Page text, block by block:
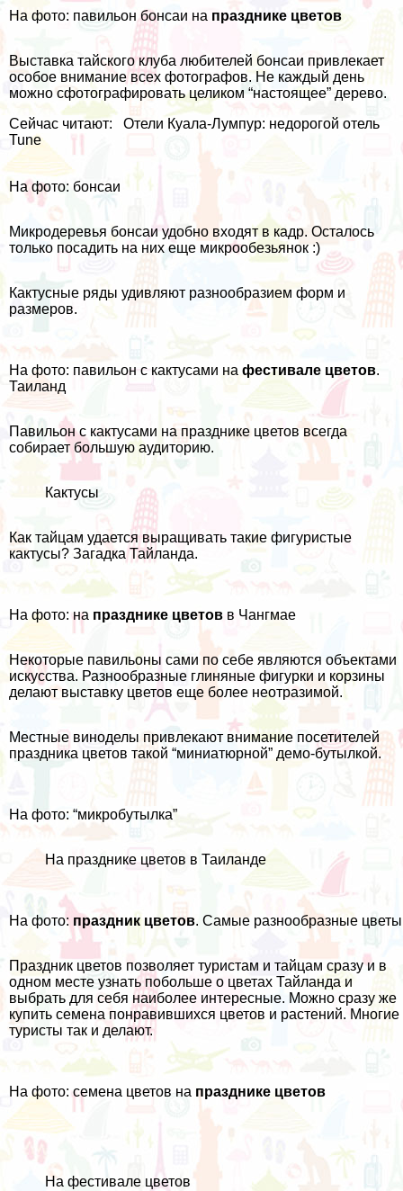
На фото: павильон бонсаи на празднике цветов
Выставка тайского клуба любителей бонсаи привлекает
особое внимание всех фотографов. Не каждый день
можно сфотографировать целиком “настоящее” дерево.
Сейчас читают:
Отели Куала-Лумпур: недорогой отель
Tune
На фото: бонсаи
Микродеревья бонсаи удобно входят в кадр. Осталось
только посадить на них еще микрообезьянок :)
Кактусные ряды удивляют разнообразием форм и
размеров.
На фото: павильон с кактусами на фестивале цветов.
Таиланд
Павильон с кактусами на празднике цветов всегда
собирает большую аудиторию.
Кактусы
Как тайцам удается выращивать такие фигуристые
кактусы? Загадка Тайланда.
На фото: на празднике цветов в Чангмае
Некоторые павильоны сами по себе являются объектами
искусства. Разнообразные глиняные фигурки и корзины
делают выставку цветов еще более неотразимой.
Местные виноделы привлекают внимание посетителей
праздника цветов такой “миниатюрной” демо-бутылкой.
На фото: “микробутылка”
На празднике цветов в Таиланде
На фото: праздник цветов. Самые разнообразные цветы
Праздник цветов позволяет туристам и тайцам сразу и в
одном месте узнать побольше о цветах Тайланда и
выбрать для себя наиболее интересные. Можно сразу же
купить семена понравившихся цветов и растений. Многие
туристы так и делают.
На фото: семена цветов на празднике цветов
На фестивале цветов